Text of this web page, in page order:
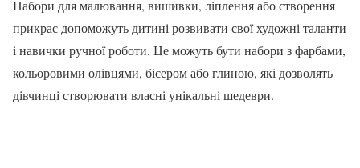
Набори для малювання, вишивки, ліплення або створення
прикрас допоможуть дитині розвивати свої художні таланти
і навички ручної роботи. Це можуть бути набори з фарбами,
кольоровими олівцями, бісером або глиною, які дозволять
дівчинці створювати власні унікальні шедеври.